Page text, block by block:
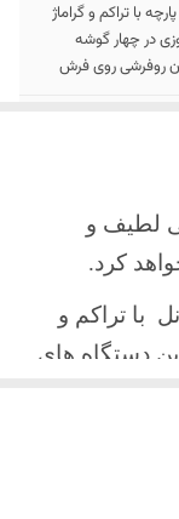
با تراکم و گراماژ
در چهار گوشه
روی فرش
لطیف و
کرد.
با تراکم و
دستگاه های
دوخته‌شده